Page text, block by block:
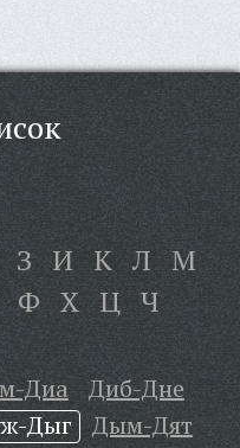
З И К Л М
Ф Х Ц Ч
Диа
Диб-Дне
Дыг Дым-Дят